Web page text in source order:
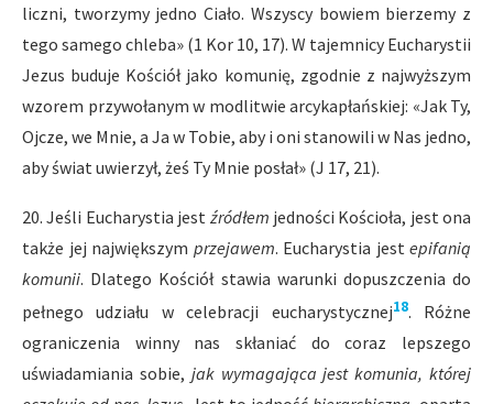
liczni, tworzymy jedno Ciało. Wszyscy bowiem bierzemy z
tego samego chleba» (1 Kor 10, 17). W tajemnicy Eucharystii
Jezus buduje Kościół jako komunię, zgodnie z najwyższym
wzorem przywołanym w modlitwie arcykapłańskiej: «Jak Ty,
Ojcze, we Mnie, a Ja w Tobie, aby i oni stanowili w Nas jedno,
aby świat uwierzył, żeś Ty Mnie posłał» (J 17, 21).
20. Jeśli Eucharystia jest źródłem jedności Kościoła, jest ona
także jej największym przejawem. Eucharystia jest epifanią
komunii. Dlatego Kościół stawia warunki dopuszczenia do
pełnego udziału w celebracji eucharystycznej18. Różne
ograniczenia winny nas skłaniać do coraz lepszego
uświadamiania sobie, jak wymagająca jest komunia, której